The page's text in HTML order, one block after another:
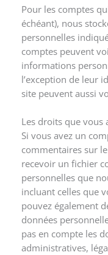
Pour les comptes
échéant), nous
personnelles
comptes peuvent
informations
l’exception de leur
site peuvent aussi
Les droits que vous
Si vous avez un
commentaires sur
recevoir un fichier
personnelles que
incluant celles que
pouvez également
données
pas en compte les
administratives,